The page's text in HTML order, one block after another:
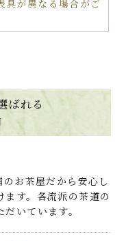
が異なる場合がご
ばれる
お茶屋だから安心し
す。各流派の茶道の
いています。